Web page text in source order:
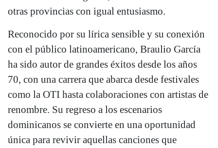
otras provincias con igual entusiasmo.
Reconocido por su lírica sensible y su conexión
con el público latinoamericano, Braulio García
ha sido autor de grandes éxitos desde los años
70, con una carrera que abarca desde festivales
como la OTI hasta colaboraciones con artistas de
renombre. Su regreso a los escenarios
dominicanos se convierte en una oportunidad
única para revivir aquellas canciones que